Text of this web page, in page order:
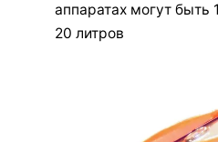
аппаратах могут быть
20 литров